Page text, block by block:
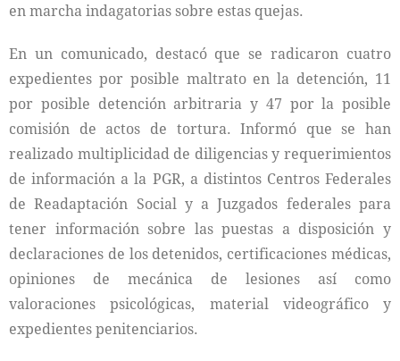
en marcha indagatorias sobre estas quejas.
En un comunicado, destacó que se radicaron cuatro
expedientes por posible maltrato en la detención, 11
por posible detención arbitraria y 47 por la posible
comisión de actos de tortura. Informó que se han
realizado multiplicidad de diligencias y requerimientos
de información a la PGR, a distintos Centros Federales
de Readaptación Social y a Juzgados federales para
tener información sobre las puestas a disposición y
declaraciones de los detenidos, certificaciones médicas,
opiniones de mecánica de lesiones así como
valoraciones psicológicas, material videográfico y
expedientes penitenciarios.